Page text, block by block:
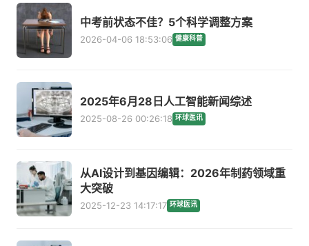
中考前状态不佳？5个科学调整方案
2026-04-06 18:53:06 健康科普
2025年6月28日人工智能新闻综述
2025-08-26 00:26:18 环球医讯
从AI设计到基因编辑：2026年制药领域重
大突破
2025-12-23 14:17:17 环球医讯